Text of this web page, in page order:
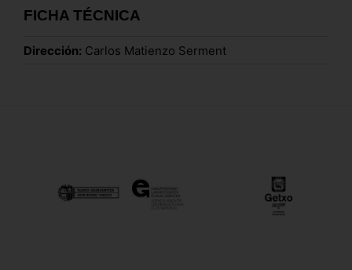
FICHA TÉCNICA
Dirección: Carlos Matienzo Serment